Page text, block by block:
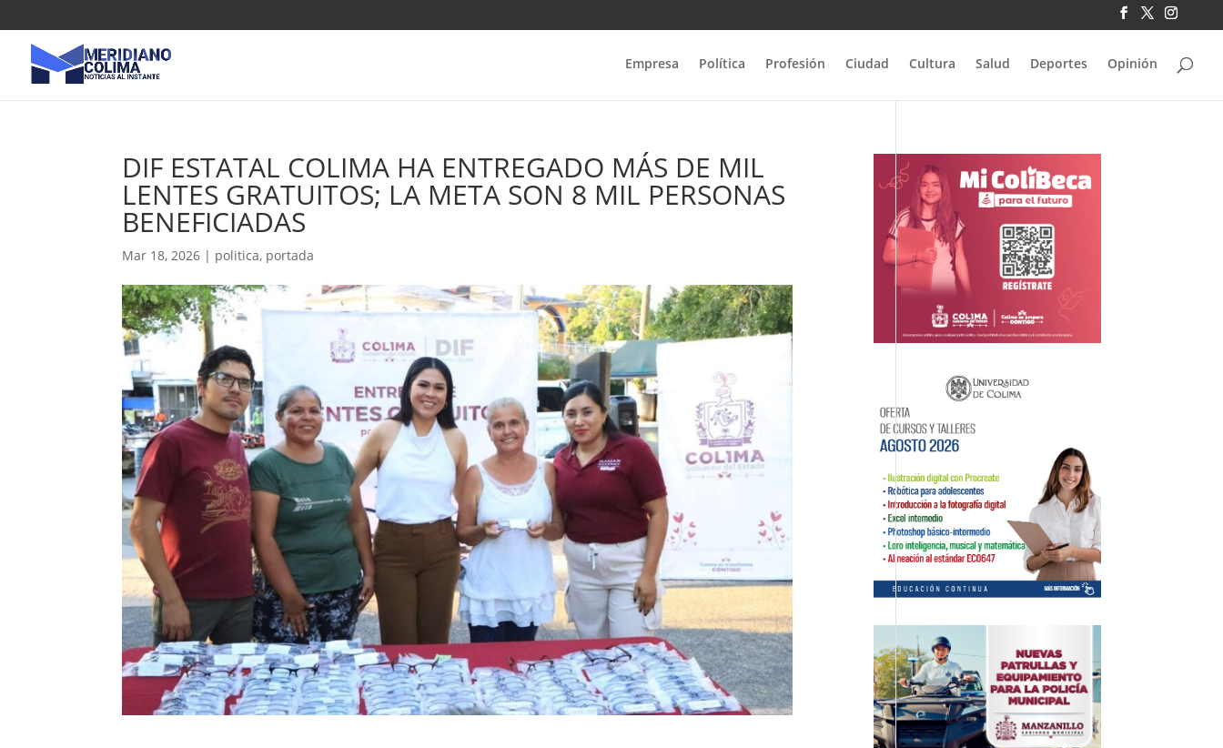
Empresa Política Profesión Ciudad Cultura Salud Deportes Opinión
DIF ESTATAL COLIMA HA ENTREGADO MÁS DE MIL
LENTES GRATUITOS; LA META SON 8 MIL PERSONAS
BENEFICIADAS
Mar 18, 2026 | politica, portada